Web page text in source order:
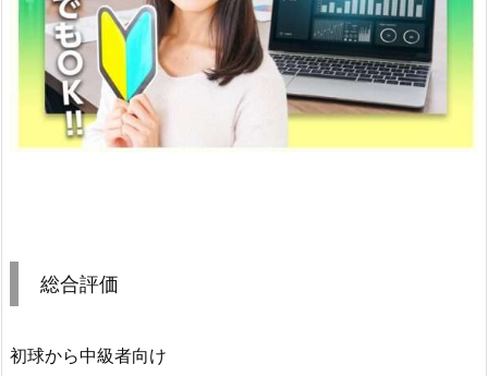
総合評価
初球から中級者向け